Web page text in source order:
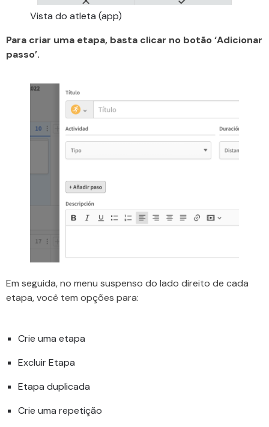
Vista do atleta (app)
Para criar uma etapa, basta clicar no botão ‘Adicionar
passo’.
Em seguida, no menu suspenso do lado direito de cada
etapa, você tem opções para:
Crie uma etapa
Excluir Etapa
Etapa duplicada
Crie uma repetição